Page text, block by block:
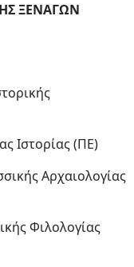
ΞΕΝΑΓΩΝ
Ιστορίας (ΠΕ)
Αρχαιολογίας
Φιλολογίας